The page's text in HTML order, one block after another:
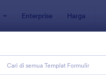
Enterprise Harga